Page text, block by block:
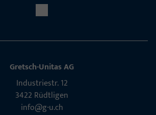
Gretsch-Unitas AG
Indu­s­triestr. 12
3422 Rüdt­ligen
info@g-u.ch